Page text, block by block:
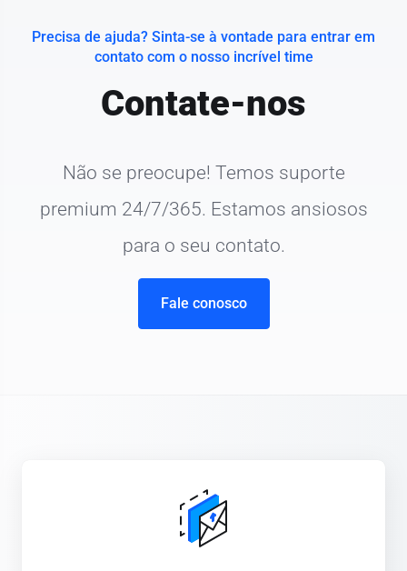
Precisa de ajuda? Sinta-se à vontade para entrar em
contato com o nosso incrível time
Contate-nos
Não se preocupe! Temos suporte
premium 24/7/365. Estamos ansiosos
para o seu contato.
Fale conosco